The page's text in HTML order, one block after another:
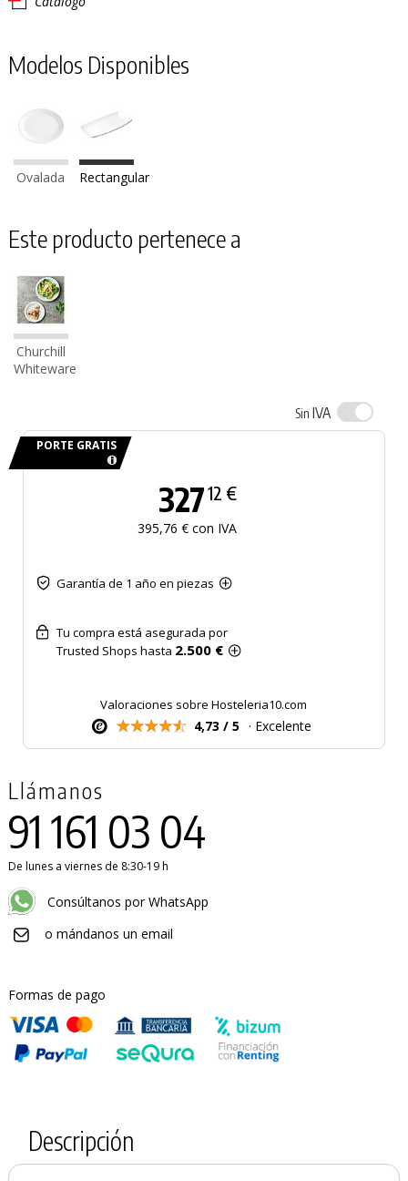
Modelos Disponibles
Ovalada Rectangular
Este producto pertenece a
Churchill
Whiteware
Sin IVA
PORTE GRATIS
32712 €
395,76 € con IVA
Garantía de 1 año en piezas
Tu compra está asegurada por
Trusted Shops hasta 2.500 €
Valoraciones sobre Hosteleria10.com
4,73 / 5 · Excelente
Llámanos
91 161 03 04
De lunes a viernes de 8:30-19 h
Consúltanos por WhatsApp
o mándanos un email
Formas de pago
Descripción